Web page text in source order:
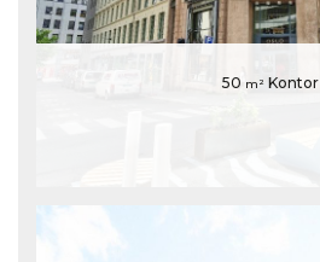
50 m² Kontor